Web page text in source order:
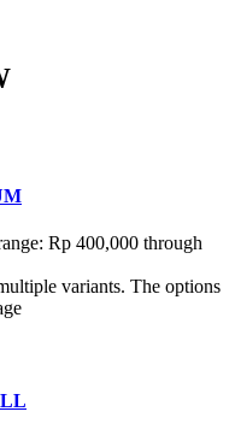
Rp 400,000 through
variants. The options